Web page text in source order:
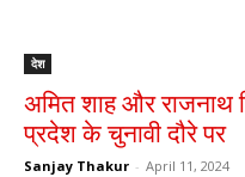
देश
अमित शाह और राजनाथ
प्रदेश के चुनावी दौरे पर
Sanjay Thakur - April 11, 2024